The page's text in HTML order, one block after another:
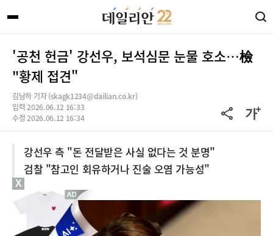
'공천 헌금' 강선우, 보석심문 눈물 호소…檢
"황제 접견"
김남하 기자 (skagk1234@dailian.co.kr)
입력 2026.06.12 16:33
수정 2026.06.12 16:34
강선우 측 "돈 전달받은 사실 없다는 것 분명"
검찰 "참고인 회유하거나 진술 오염 가능성"
X